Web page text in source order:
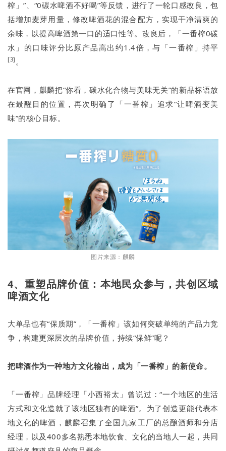
榨」”、“0碳水啤酒不好喝”等反馈，进行了一轮口感改良，包
括增加麦芽用量，修改啤酒花的混合配方，实现干净清爽的
余味，以提高啤酒第一口的适口性等。改良后，「一番榨0碳
水」的口味评分比原产品高出约1.4倍，与「一番榨」持平
[3] 。
在官网，麒麟把“你看，碳水化合物与美味无关”的新品标语放
在最醒目的位置，再次明确了「一番榨」追求“让啤酒变美
味”的核心目标。
图片来源：麒麟
4、重塑品牌价值：本地民众参与，共创区域
啤酒文化
大单品也有“保质期”，「一番榨」该如何突破单纯的产品力竞
争，构建更深层次的品牌价值，持续“保鲜”呢？
把啤酒作为一种地方文化输出，成为「一番榨」的新使命。
「一番榨」品牌经理「小西裕太」曾说过：“一个地区的生活
方式和文化造就了该地区独有的啤酒”。为了创造更能代表本
地文化的啤酒，麒麟召集了全国九家工厂的总酿酒师和分店
经理，以及400多名熟悉本地饮食、文化的当地人一起，共同